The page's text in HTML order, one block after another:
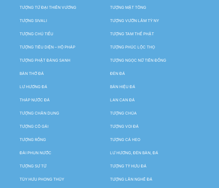
TƯỢNG TỨ ĐẠI THIÊN VƯƠNG TƯỢNG MẬT TÔNG
TƯỢNG SIVALI TƯỢNG VƯỜN LÂM TỲ NY
TƯỢNG CHÚ TIỂU TƯỢNG TAM THẾ PHẬT
TƯỢNG TIÊU DIỆN – HỘ PHÁP TƯỢNG PHÚC LỘC THỌ
TƯỢNG PHẬT ĐẢNG SANH TƯỢNG NGỌC NỮ TIÊN ĐỒNG
BÀN THỜ ĐÁ ĐÈN ĐÁ
LƯ HƯƠNG ĐÁ BẢN HIỆU ĐÁ
THÁP NƯỚC ĐÁ LAN CAN ĐÁ
TƯỢNG CHÂN DUNG TƯỢNG CHÚA
TƯỢNG CÔ GÁI TƯỢNG VOI ĐÁ
TƯỢNG RỒNG TƯỢNG CÁ HEO
ĐÀI PHUN NƯỚC LƯ HƯƠNG, ĐÈN BÀN, ĐÁ
TƯỢNG SƯ TỬ TƯỢNG TỲ HƯU ĐÁ
TÙY HƯU PHONG THỦY TƯỢNG LÂN NGHÊ ĐÁ